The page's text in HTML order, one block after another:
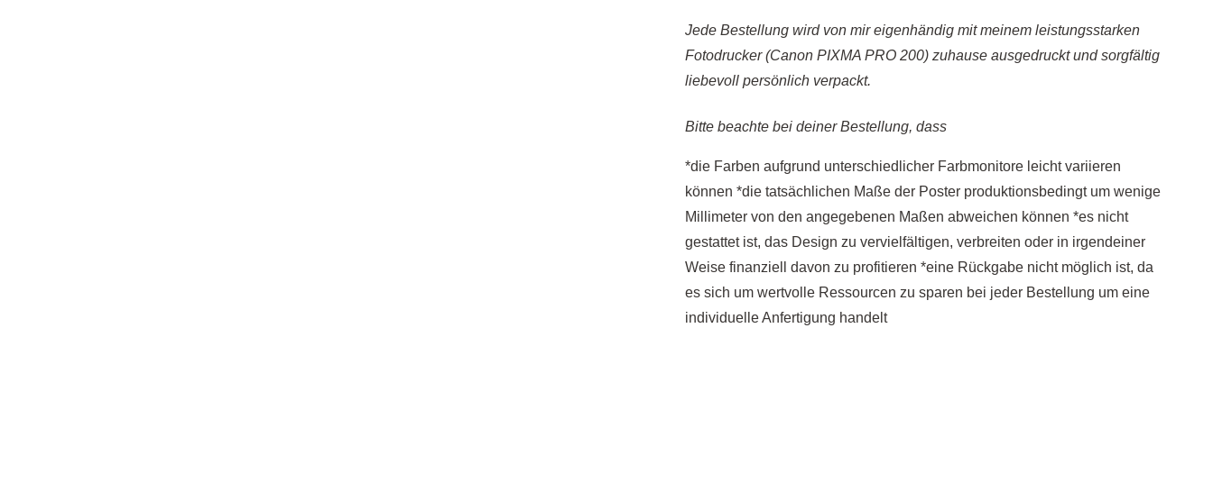
Jede Bestellung wird von mir eigenhändig mit meinem leistungsstarken
Fotodrucker (Canon PIXMA PRO 200) zuhause ausgedruckt und sorgfältig
liebevoll persönlich verpackt.
Bitte beachte bei deiner Bestellung, dass
*die Farben aufgrund unterschiedlicher Farbmonitore leicht variieren
können *die tatsächlichen Maße der Poster produktionsbedingt um wenige
Millimeter von den angegebenen Maßen abweichen können *es nicht
gestattet ist, das Design zu vervielfältigen, verbreiten oder in irgendeiner
Weise finanziell davon zu profitieren *eine Rückgabe nicht möglich ist, da
es sich um wertvolle Ressourcen zu sparen bei jeder Bestellung um eine
individuelle Anfertigung handelt